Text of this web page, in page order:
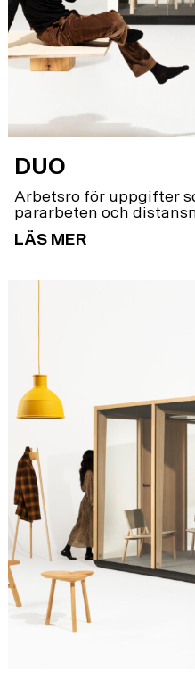
DUO
Arbetsro för uppgifter
pararbeten och
LÄS MER